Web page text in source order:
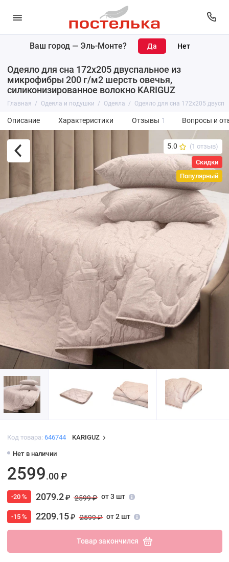
Ваш город — Эль-Монте?
Одеяло для сна 172х205 двуспальное из
микрофибры 200 г/м2 шерсть овечья,
силиконизированное волокно KARIGUZ
Главная Одеяла и подушки Одеяла Одеяло для сна 172х205
Описание Характеристики Отзывы 1 Вопросы и
5.0 (1 отзыв)
Скидки
Популярный
Код товара: 646744 KARIGUZ
Нет в наличии
2599.00 ₽
-20 % 2079.2₽ 2599 ₽ от 3 шт
-15 % 2209.15₽ 2599 ₽ от 2 шт
Товар закончился